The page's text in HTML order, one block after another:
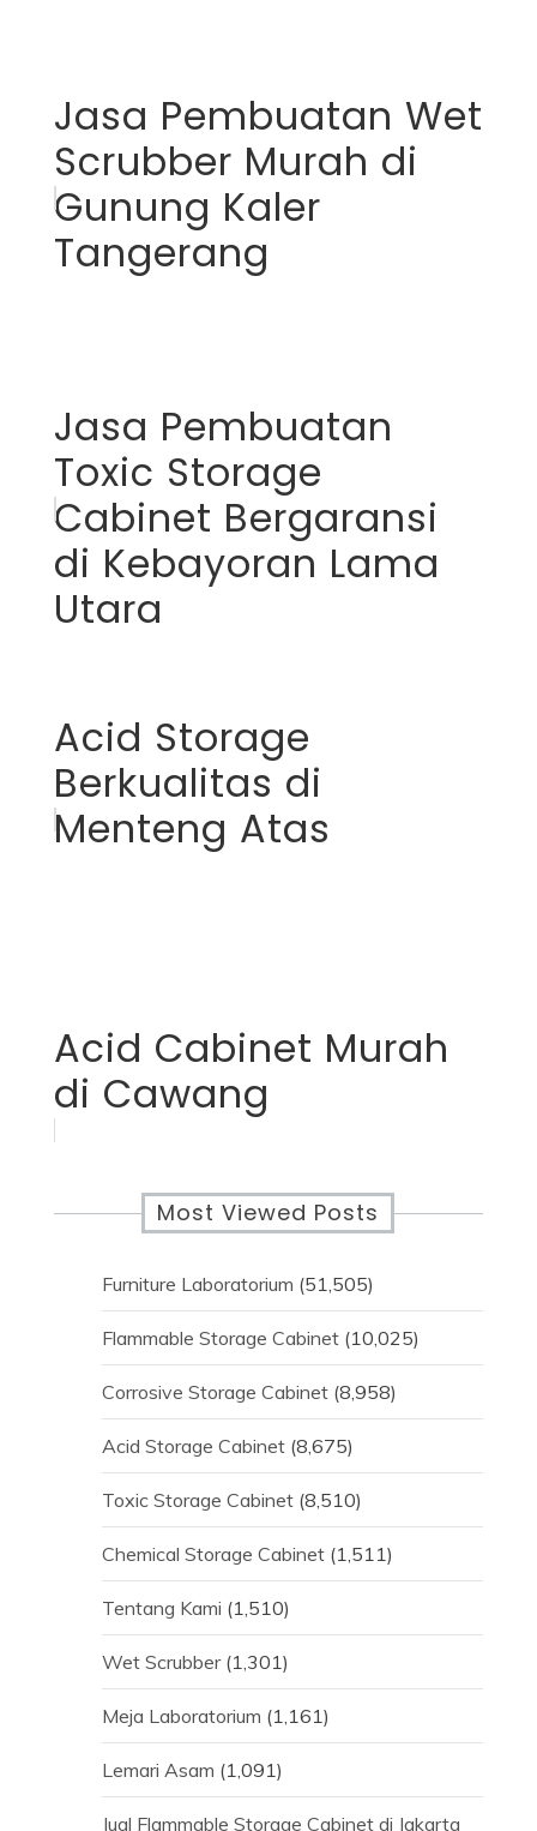
Jasa Pembuatan Wet
Scrubber Murah di
Gunung Kaler
Tangerang
Jasa Pembuatan
Toxic Storage
Cabinet Bergaransi
di Kebayoran Lama
Utara
Acid Storage
Berkualitas di
Menteng Atas
Acid Cabinet Murah
di Cawang
Most Viewed Posts
Furniture Laboratorium (51,505)
Flammable Storage Cabinet (10,025)
Corrosive Storage Cabinet (8,958)
Acid Storage Cabinet (8,675)
Toxic Storage Cabinet (8,510)
Chemical Storage Cabinet (1,511)
Tentang Kami (1,510)
Wet Scrubber (1,301)
Meja Laboratorium (1,161)
Lemari Asam (1,091)
Jual Flammable Storage Cabinet di Jakarta